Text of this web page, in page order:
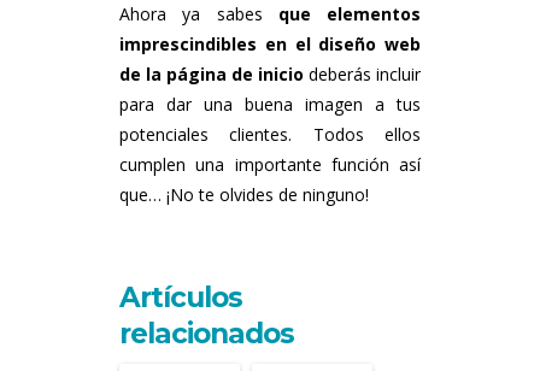
Ahora ya sabes que elementos
imprescindibles en el diseño web
de la página de inicio deberás incluir
para dar una buena imagen a tus
potenciales clientes. Todos ellos
cumplen una importante función así
que… ¡No te olvides de ninguno!
Artículos
relacionados